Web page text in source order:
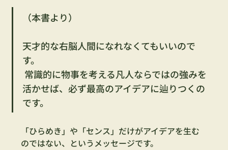
（本書より）
天才的な右脳人間になれなくてもいいので
す。
活かせば、必ず最高のアイデアに辿りつくの
です。
「ひらめき」や「センス」だけがアイデアを生む
のではない、というメッセージです。